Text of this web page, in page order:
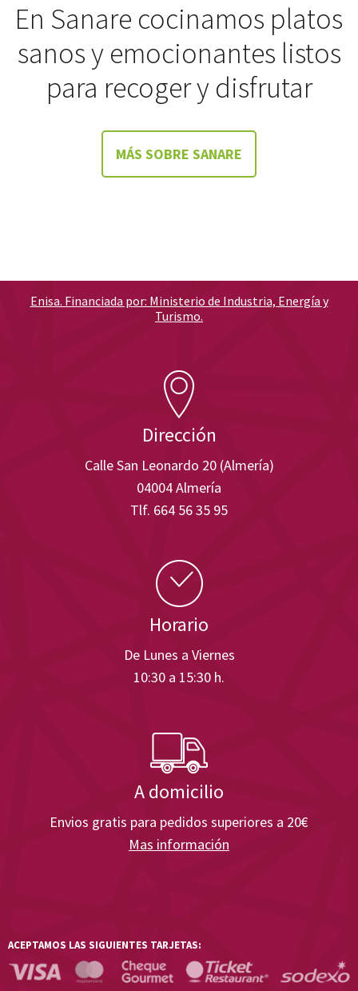
En Sanare cocinamos platos
sanos y emocionantes listos
para recoger y disfrutar
MÁS SOBRE SANARE
Dirección
Calle San Leonardo 20 (Almería)
04004 Almería
Tlf. 664 56 35 95
Horario
De Lunes a Viernes
10:30 a 15:30 h.
A domicilio
Envios gratis para pedidos superiores a 20€
Mas información
Enisa. Financiada por: Ministerio de Industria, Energía y
Turismo.
ACEPTAMOS LAS SIGUIENTES TARJETAS: